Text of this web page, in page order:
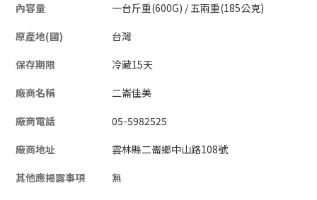
內容量
一台斤重(600G) / 五兩重(185公克)
原產地(國)
台灣
保存期限
冷藏15天
廠商名稱
二崙佳美
廠商電話
05-5982525
廠商地址
雲林縣二崙鄉中山路108號
其他應揭露事項
無